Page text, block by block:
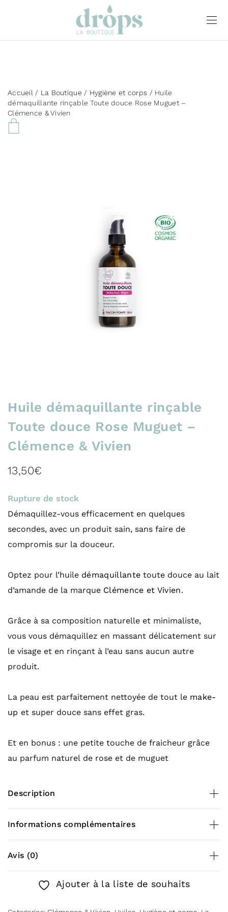
Accueil / La Boutique / Hygiène et corps / Huile
démaquillante rinçable Toute douce Rose Muguet –
Clémence & Vivien
Huile démaquillante rinçable
Toute douce Rose Muguet –
Clémence & Vivien
13,50€
Rupture de stock
Démaquillez-vous efficacement en quelques
secondes, avec un produit sain, sans faire de
compromis sur la douceur.
Optez pour l’huile démaquillante toute douce au lait
d’amande de la marque Clémence et Vivien.
Grâce à sa composition naturelle et minimaliste,
vous vous démaquillez en massant délicatement sur
le visage et en rinçant à l’eau sans aucun autre
produit.
La peau est parfaitement nettoyée de tout le make-
up et super douce sans effet gras.
Et en bonus : une petite touche de fraicheur grâce
au parfum naturel de rose et de muguet
Description
Contenance :
100 ml
Conseils d’utilisation :
Informations complémentaires
Poids
Avis (0)
There are no reviews yet.
Ajouter à la liste de souhaits